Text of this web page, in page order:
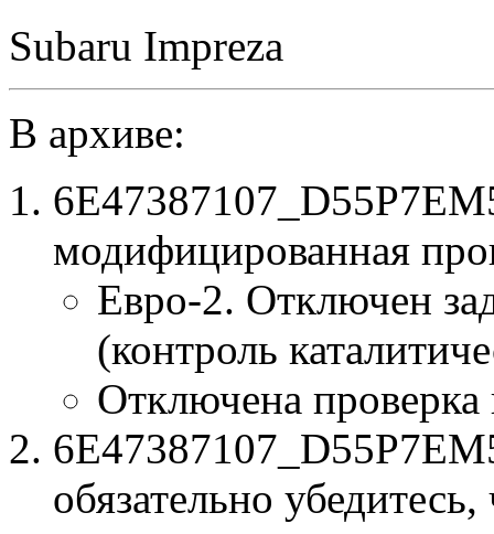
Subaru Impreza
В архиве:
модифицированная
Евро-2. Отключен
(контроль
Отключена
обязательно